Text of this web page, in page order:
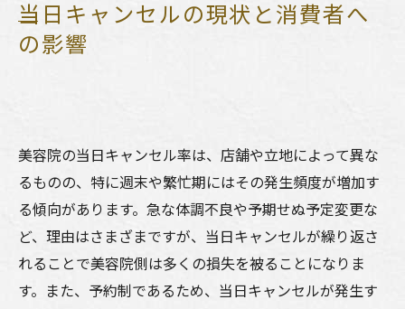
まとめ
よくある質問
当日キャンセルの現状と消費者へ
の影響
美容院の当日キャンセル率は、店舗や立地によって異な
るものの、特に週末や繁忙期にはその発生頻度が増加す
る傾向があります。急な体調不良や予期せぬ予定変更な
ど、理由はさまざまですが、当日キャンセルが繰り返さ
れることで美容院側は多くの損失を被ることになりま
す。また、予約制であるため、当日キャンセルが発生す